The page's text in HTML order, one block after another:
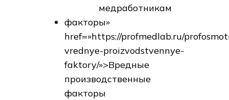
медработникам
факторы»
href=»https://profmedlab.ru/
vrednye-proizvodstvennye-
faktory/»>Вредные
производственные
факторы